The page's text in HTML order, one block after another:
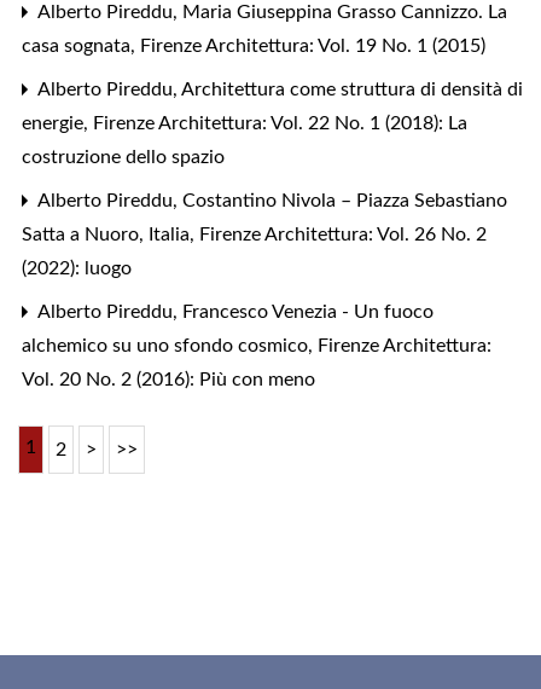
Alberto Pireddu, Maria Giuseppina Grasso Cannizzo. La
casa sognata, Firenze Architettura: Vol. 19 No. 1 (2015)
Alberto Pireddu, Architettura come struttura di densità di
energie, Firenze Architettura: Vol. 22 No. 1 (2018): La
costruzione dello spazio
Alberto Pireddu, Costantino Nivola – Piazza Sebastiano
Satta a Nuoro, Italia, Firenze Architettura: Vol. 26 No. 2
(2022): luogo
Alberto Pireddu, Francesco Venezia - Un fuoco
alchemico su uno sfondo cosmico, Firenze Architettura:
Vol. 20 No. 2 (2016): Più con meno
1 2 > >>